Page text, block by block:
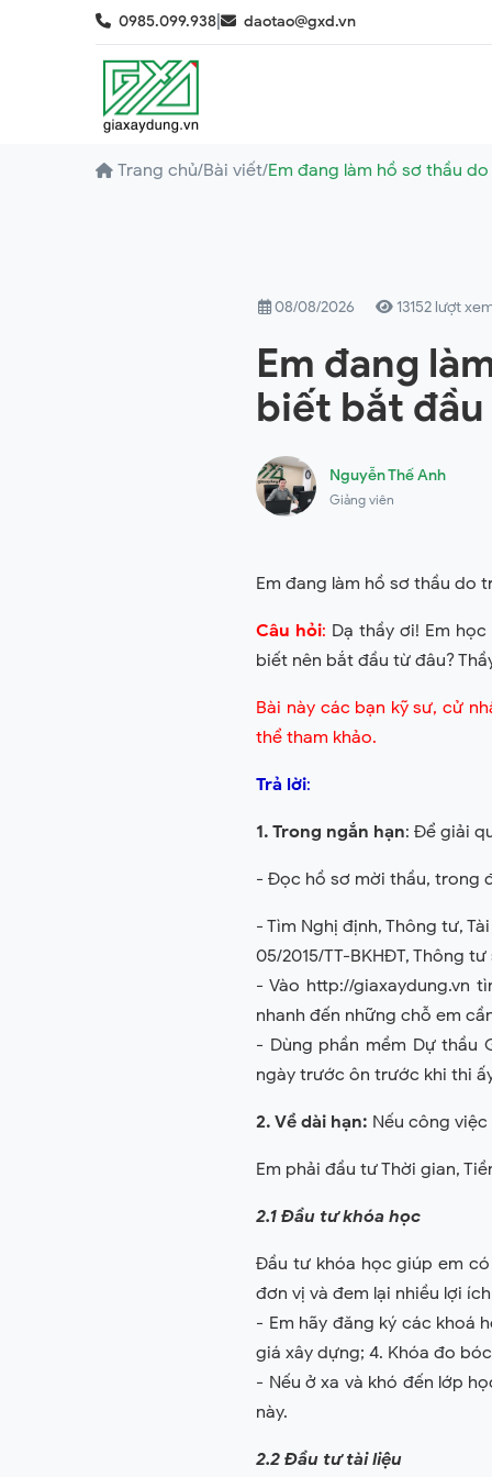
0985.099.938 daotao@gxd.vn
Trang chủ/Bài viết/Em đang làm hồ sơ thầu
08/08/2026 13152 lượt
Em đang
biết bắt
Nguyễn Thế Anh
Giảng viên
Em đang làm hồ sơ thầu do
Câu hỏi: Dạ thầy ơi! Em
biết nên bắt đầu từ đâu?
Bài này các bạn kỹ sư, cử
thể tham khảo.
Trả lời:
1. Trong ngắn hạn: Để giải
- Đọc hồ sơ mời thầu, trong
- Tìm Nghị định, Thông tư,
05/2015/TT-BKHĐT, Thông
- Vào http://giaxaydung.vn
nhanh đến những chỗ em
- Dùng phần mềm Dự thầu
ngày trước ôn trước khi thi
2. Về dài hạn: Nếu công
Em phải đầu tư Thời gian,
2.1 Đầu tư khóa học
Đầu tư khóa học giúp em
đơn vị và đem lại nhiều lợi
- Em hãy đăng ký các khoá
giá xây dựng; 4. Khóa đo
- Nếu ở xa và khó đến lớp
này.
2.2 Đầu tư tài liệu